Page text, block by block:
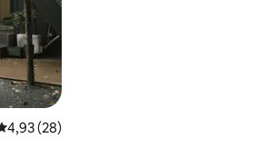
Bewertung: 4,93 von 5,
4,93 (28)